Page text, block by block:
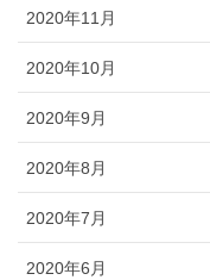
2020年11月
2020年10月
2020年9月
2020年8月
2020年7月
2020年6月